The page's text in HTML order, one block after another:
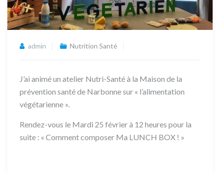
admin Nutrition Santé
J’ai animé un atelier Nutri-Santé à la Maison de la
prévention santé de Narbonne sur « l’alimentation
végétarienne ».
Rendez-vous le Mardi 25 février à 12 heures pour la
suite : « Comment composer Ma LUNCH BOX ! »